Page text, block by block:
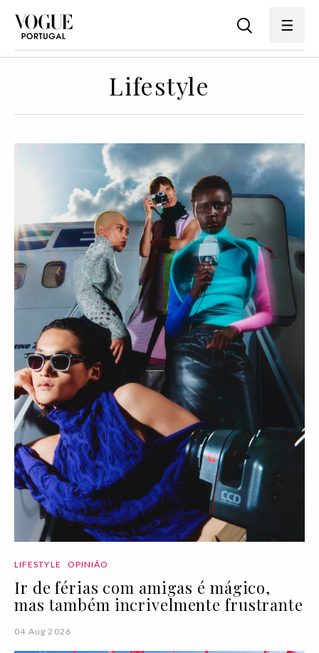
Lifestyle
LIFESTYLE OPINIÃO
Ir de férias com amigas é mágico,
mas também incrivelmente frustrante
04 Aug 2026